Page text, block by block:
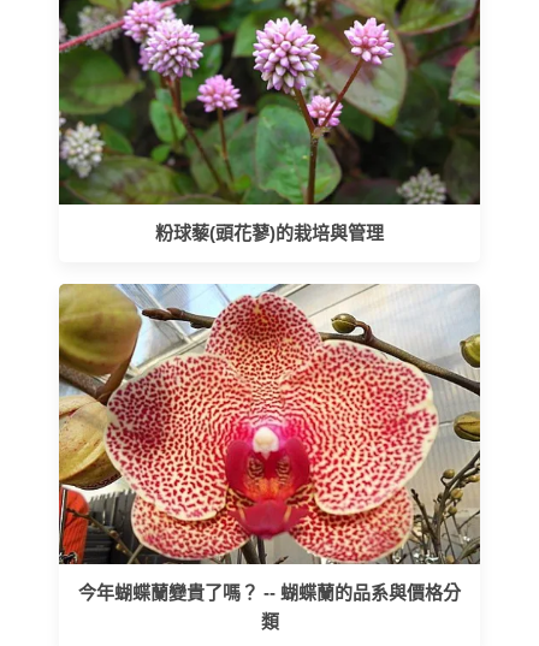
粉球藜(頭花蓼)的栽培與管理
今年蝴蝶蘭變貴了嗎？ -- 蝴蝶蘭的品系與價格分
類